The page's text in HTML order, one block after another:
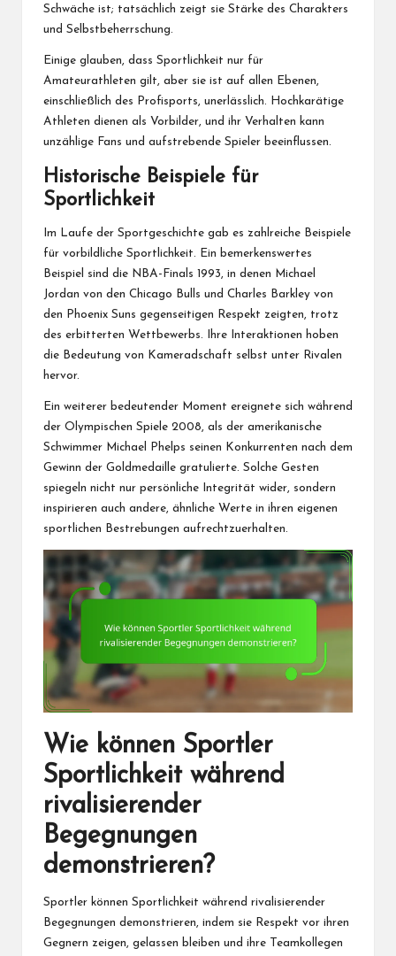
Schwäche ist; tatsächlich zeigt sie Stärke des Charakters
und Selbstbeherrschung.
Einige glauben, dass Sportlichkeit nur für
Amateurathleten gilt, aber sie ist auf allen Ebenen,
einschließlich des Profisports, unerlässlich. Hochkarätige
Athleten dienen als Vorbilder, und ihr Verhalten kann
unzählige Fans und aufstrebende Spieler beeinflussen.
Historische Beispiele für
Sportlichkeit
Im Laufe der Sportgeschichte gab es zahlreiche Beispiele
für vorbildliche Sportlichkeit. Ein bemerkenswertes
Beispiel sind die NBA-Finals 1993, in denen Michael
Jordan von den Chicago Bulls und Charles Barkley von
den Phoenix Suns gegenseitigen Respekt zeigten, trotz
des erbitterten Wettbewerbs. Ihre Interaktionen hoben
die Bedeutung von Kameradschaft selbst unter Rivalen
hervor.
Ein weiterer bedeutender Moment ereignete sich während
der Olympischen Spiele 2008, als der amerikanische
Schwimmer Michael Phelps seinen Konkurrenten nach dem
Gewinn der Goldmedaille gratulierte. Solche Gesten
spiegeln nicht nur persönliche Integrität wider, sondern
inspirieren auch andere, ähnliche Werte in ihren eigenen
sportlichen Bestrebungen aufrechtzuerhalten.
Wie können Sportler
Sportlichkeit während
rivalisierender
Begegnungen
demonstrieren?
Sportler können Sportlichkeit während rivalisierender
Begegnungen demonstrieren, indem sie Respekt vor ihren
Gegnern zeigen, gelassen bleiben und ihre Teamkollegen